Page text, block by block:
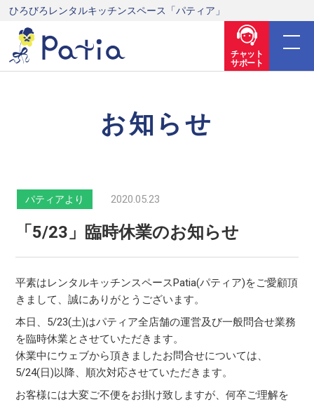
ひろびろレンタルキッチンスペース「パティア」
チャット
サポート
お知らせ
パティアより 2020.05.23
「5/23」臨時休業のお知らせ
平素はレンタルキッチンスペースPatia(パティア)をご愛顧頂
きまして、誠にありがとうございます。
本日、5/23(土)はパティア全店舗の運営及び一般問合せ業務
を臨時休業とさせていただきます。
休業中にウェブから頂きましたお問合せについては、
5/24(日)以降、順次対応させていただきます。
お客様には大変ご不便をお掛け致しますが、何卒ご理解を